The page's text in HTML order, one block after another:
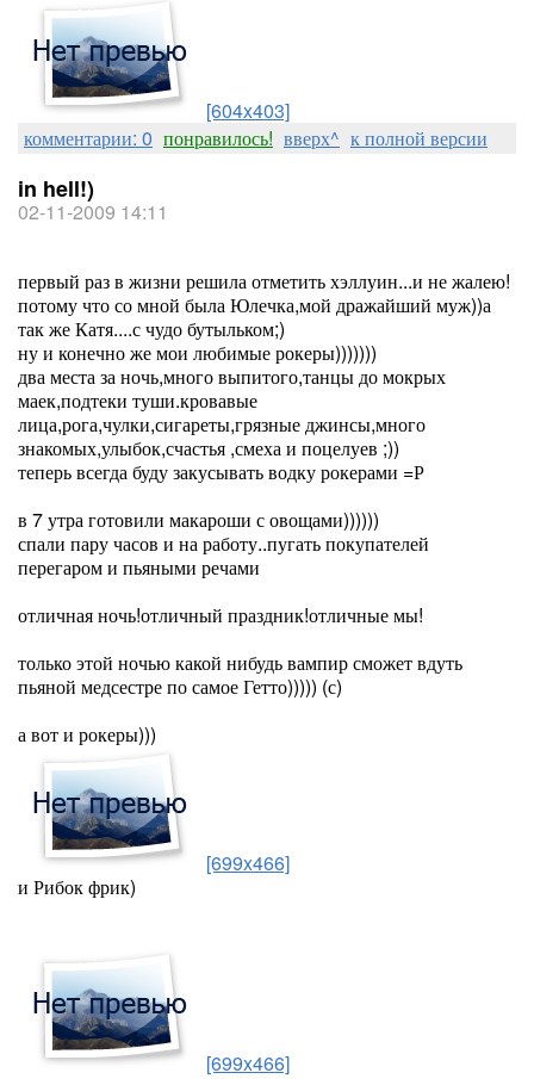
[604x403]
комментарии: 0 понравилось! вверх^ к полной версии
in hell!)
02-11-2009 14:11
первый раз в жизни решила отметить хэллуин...и не жалею!
потому что со мной была Юлечка,мой дражайший муж))а
так же Катя....с чудо бутыльком;)
ну и конечно же мои любимые рокеры)))))))
два места за ночь,много выпитого,танцы до мокрых
маек,подтеки туши.кровавые
лица,рога,чулки,сигареты,грязные джинсы,много
знакомых,улыбок,счастья ,смеха и поцелуев ;))
теперь всегда буду закусывать водку рокерами =Р
в 7 утра готовили макароши с овощами))))))
спали пару часов и на работу..пугать покупателей
перегаром и пьяными речами
отличная ночь!отличный праздник!отличные мы!
только этой ночью какой нибудь вампир сможет вдуть
пьяной медсестре по самое Гетто))))) (с)
а вот и рокеры)))
[699x466]
и Рибок фрик)
[699x466]